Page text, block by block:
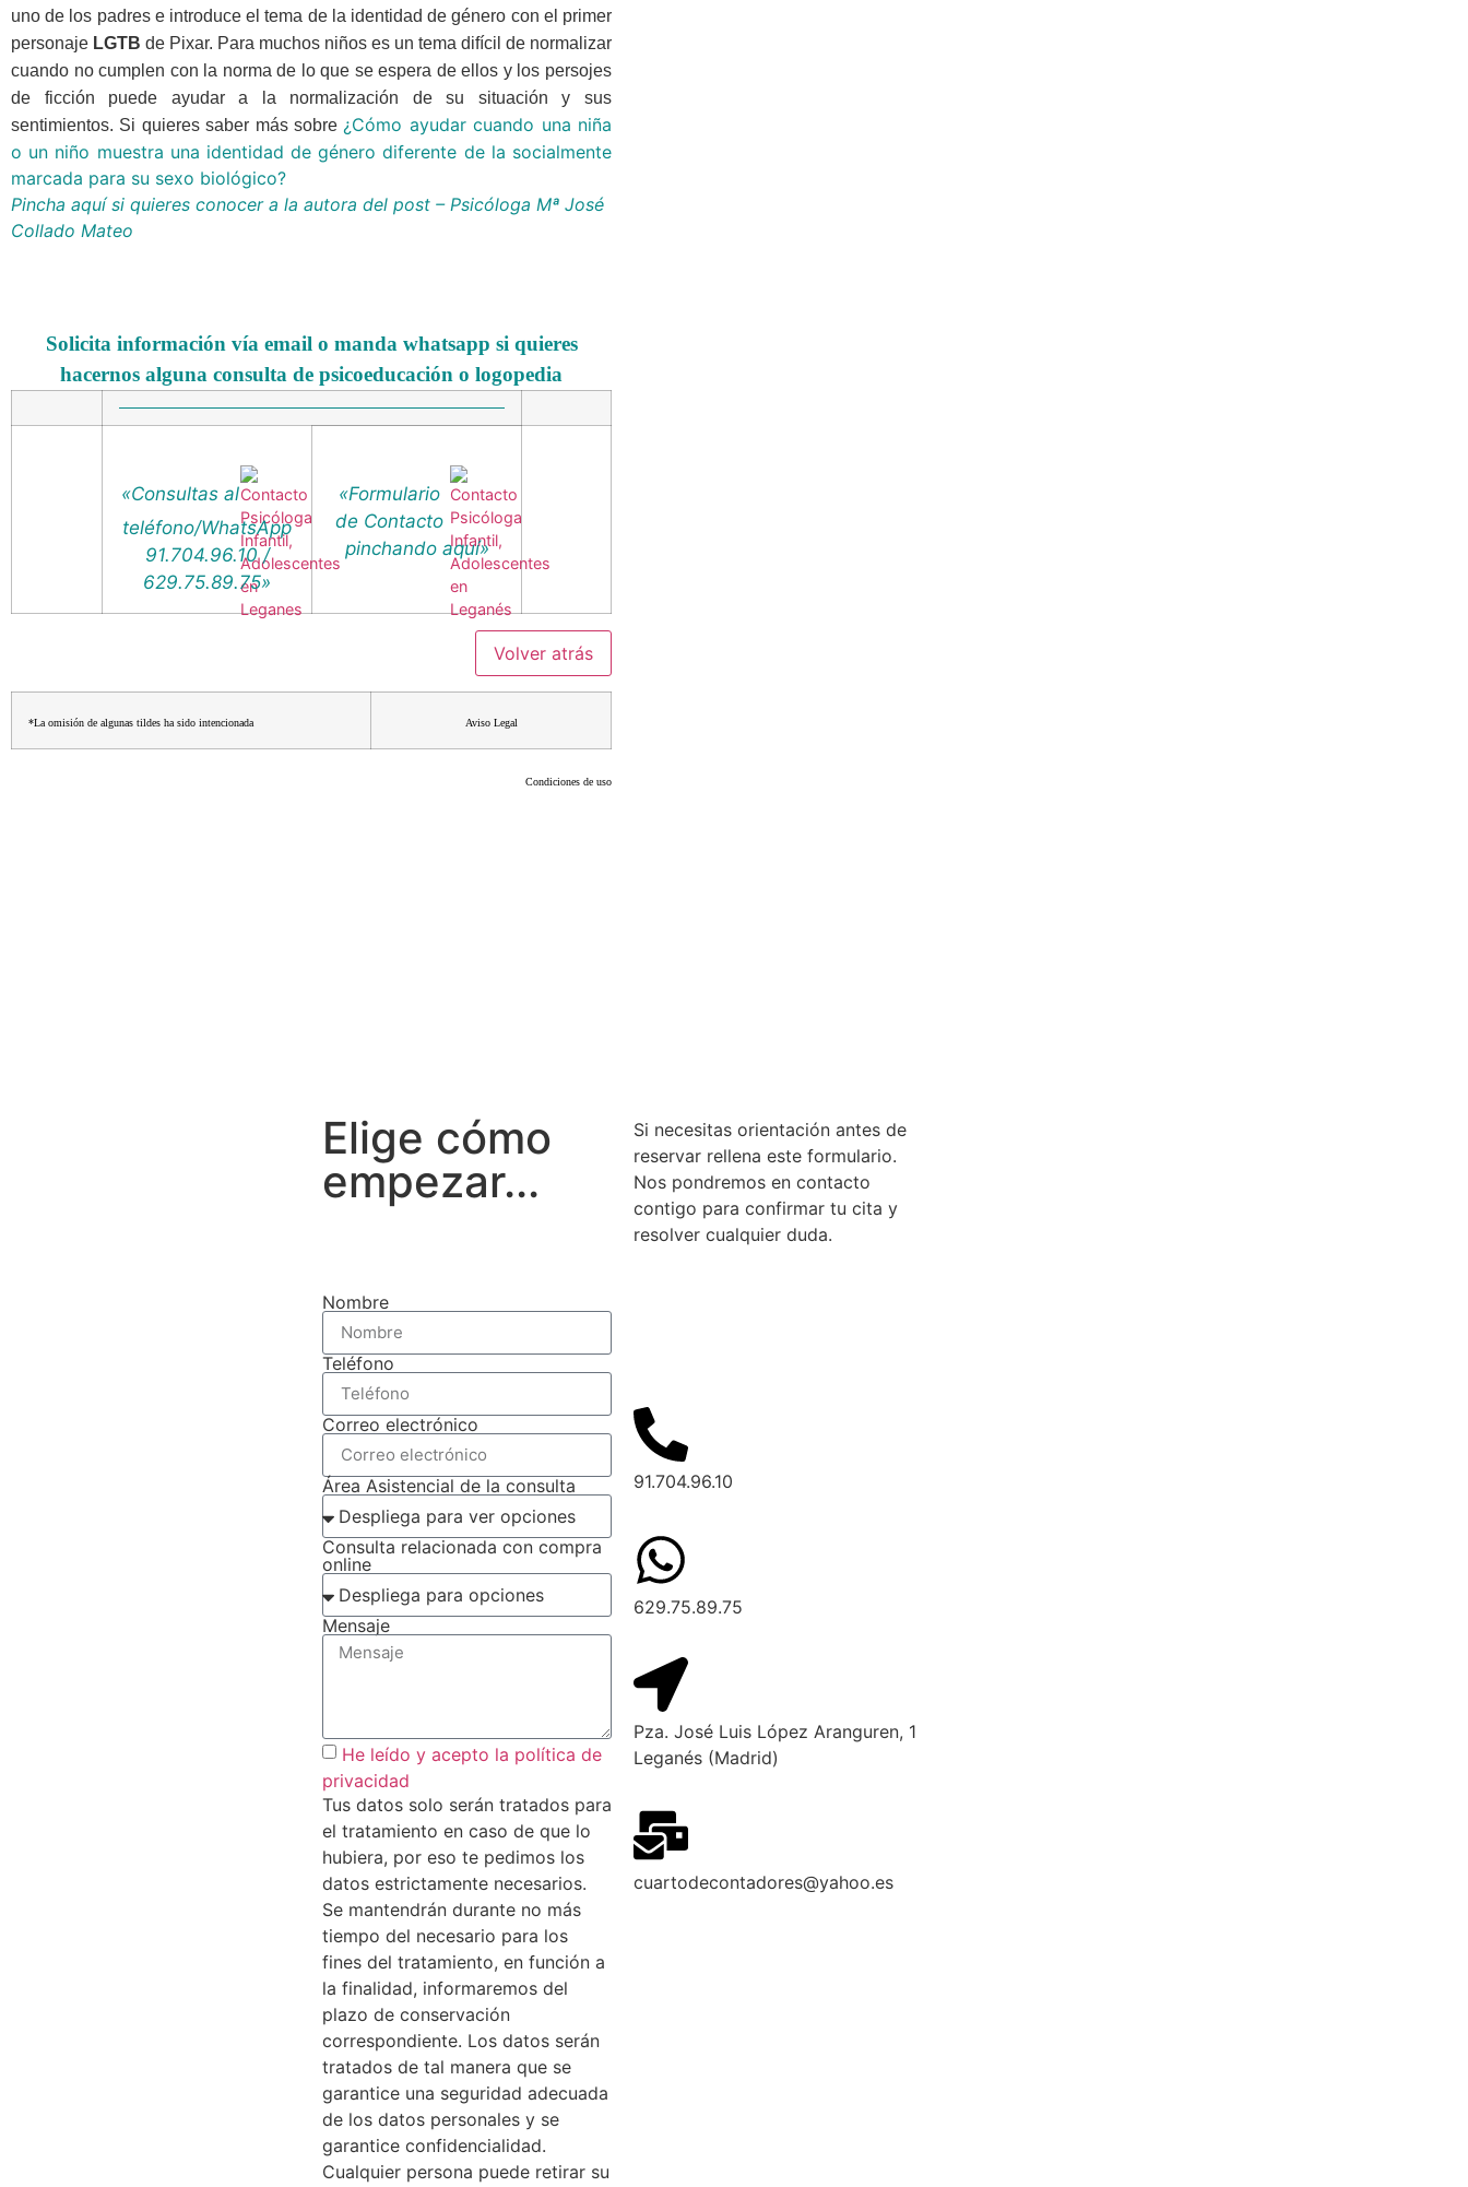
uno de los padres e introduce el tema de la identidad de género con el primer
personaje LGTB de Pixar. Para muchos niños es un tema difícil de normalizar
cuando no cumplen con la norma de lo que se espera de ellos y los persojes
de ficción puede ayudar a la normalización de su situación y sus
sentimientos. Si quieres saber más sobre ¿Cómo ayudar cuando una niña
o un niño muestra una identidad de género diferente de la socialmente
marcada para su sexo biológico?
Pincha aquí si quieres conocer a la autora del post – Psicóloga Mª José
Collado Mateo
Solicita información vía email o manda whatsapp si quieres
hacernos alguna consulta de psicoeducación o logopedia
«Consultas al
teléfono/WhatsApp
91.704.96.10 /
629.75.89.75»
«Formulario
de Contacto
pinchando aquí»
*La omisión de algunas tildes ha sido intencionada Aviso Legal
Condiciones de uso
Elige cómo
empezar...
Nombre
Teléfono
Correo electrónico
Área Asistencial de la consulta
Consulta relacionada con compra
online
Mensaje
He leído y acepto la política de
privacidad
Tus datos solo serán tratados para
el tratamiento en caso de que lo
hubiera, por eso te pedimos los
datos estrictamente necesarios.
Se mantendrán durante no más
tiempo del necesario para los
fines del tratamiento, en función a
la finalidad, informaremos del
plazo de conservación
correspondiente. Los datos serán
tratados de tal manera que se
garantice una seguridad adecuada
de los datos personales y se
garantice confidencialidad.
Cualquier persona puede retirar su
Si necesitas orientación antes de
reservar rellena este formulario.
Nos pondremos en contacto
contigo para confirmar tu cita y
resolver cualquier duda.
91.704.96.10
629.75.89.75
Pza. José Luis López Aranguren, 1
Leganés (Madrid)
cuartodecontadores@yahoo.es